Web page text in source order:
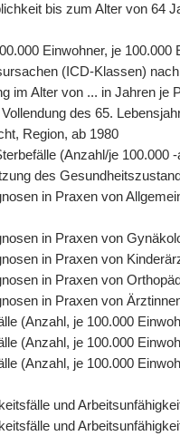
bis zum Alter von 64
Einwohner, je
(ICD-Klassen)
im Alter von ... in Jahren je
des 65.
Region, ab 1980
(Anzahl/je
des
in Praxen von
in Praxen von
in Praxen von
in Praxen von
in Praxen von
(Anzahl, je 100.000
(Anzahl, je 100.000
(Anzahl, je 100.000
und
und